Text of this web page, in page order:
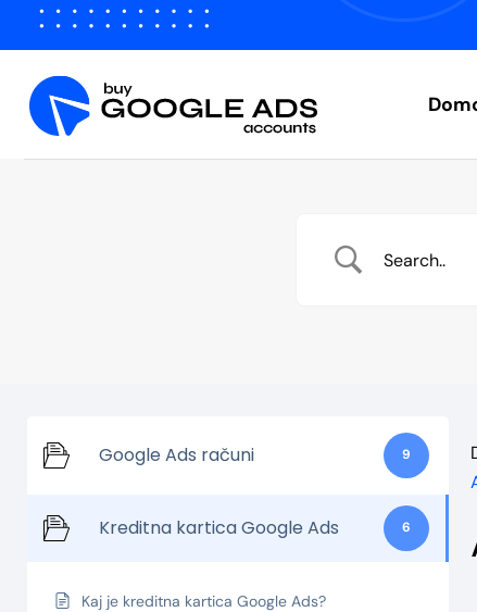
Skoči
Google Ads računi 9
Kreditna kartica Google Ads 6
Kaj je kreditna kartica Google Ads?